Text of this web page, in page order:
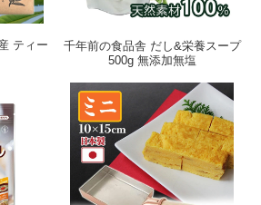
ティー
千年前の食品舎 だし&栄養スープ
500g 無添加無塩